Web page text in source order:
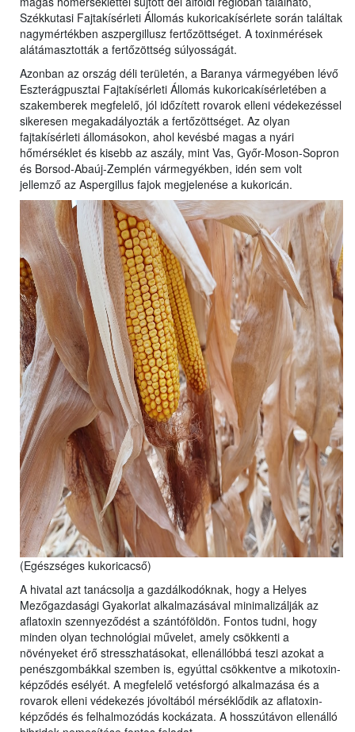
Székkutasi Fajtakísérleti Állomás kukoricakísérlete során találtak
nagymértékben aszpergillusz fertőzöttséget. A toxinmérések
alátámasztották a fertőzöttség súlyosságát.
Azonban az ország déli területén, a Baranya vármegyében lévő
Eszterágpusztai Fajtakísérleti Állomás kukoricakísérletében a
szakemberek megfelelő, jól időzített rovarok elleni védekezéssel
sikeresen megakadályozták a fertőzöttséget. Az olyan
fajtakísérleti állomásokon, ahol kevésbé magas a nyári
hőmérséklet és kisebb az aszály, mint Vas, Győr-Moson-Sopron
és Borsod-Abaúj-Zemplén vármegyékben, idén sem volt
jellemző az Aspergillus fajok megjelenése a kukoricán.
(Egészséges kukoricacső)
A hivatal azt tanácsolja a gazdálkodóknak, hogy a Helyes
Mezőgazdasági Gyakorlat alkalmazásával minimalizálják az
aflatoxin szennyeződést a szántóföldön. Fontos tudni, hogy
minden olyan technológiai művelet, amely csökkenti a
növényeket érő stresszhatásokat, ellenállóbbá teszi azokat a
penészgombákkal szemben is, egyúttal csökkentve a mikotoxin-
képződés esélyét. A megfelelő vetésforgó alkalmazása és a
rovarok elleni védekezés jóvoltából mérséklődik az aflatoxin-
képződés és felhalmozódás kockázata. A hosszútávon ellenálló